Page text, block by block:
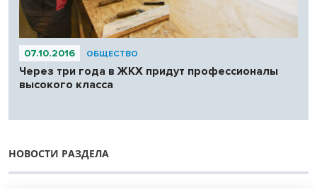
07.10.2016 ОБЩЕСТВО
Через три года в ЖКХ придут профессионалы
высокого класса
НОВОСТИ РАЗДЕЛА